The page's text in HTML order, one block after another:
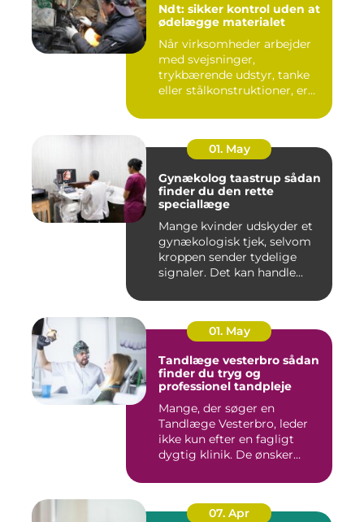
Ndt: sikker kontrol uden at
ødelægge materialet
Når virksomheder arbejder
med svejsninger,
trykbærende udstyr, tanke
eller stålkonstruktioner, er
01. May
Gynækolog taastrup sådan
finder du den rette
speciallæge
Mange kvinder udskyder et
gynækologisk tjek, selvom
kroppen sender tydelige
signaler. Det kan handle...
01. May
Tandlæge vesterbro sådan
finder du tryg og
professionel tandpleje
Mange, der søger en
Tandlæge Vesterbro, leder
ikke kun efter en fagligt
dygtig klinik. De ønsker
07. Apr